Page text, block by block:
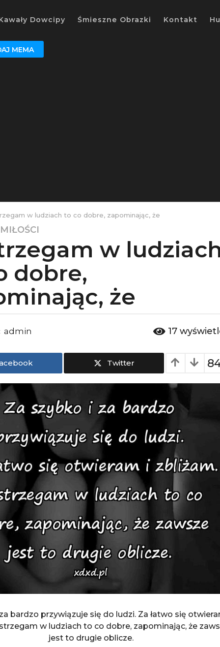
Dowcipy Śmieszne Obrazki Kontakt
MEMA
w ludziach to co dobre, zapominając, że
w
dobre,
że
admin 17
Twitter
bardzo przywiązuje się do ludzi. Za łatwo się
w ludziach to co dobre, zapominając, że
jest to drugie oblicze.